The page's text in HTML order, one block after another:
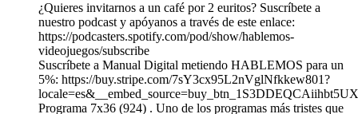
¿Quieres invitarnos a un café por 2 euritos? Suscríbete a
nuestro podcast y apóyanos a través de este enlace:
https://podcasters.spotify.com/pod/show/hablemos-
videojuegos/subscribe
Suscríbete a Manual Digital metiendo HABLEMOS para un
5%: https://buy.stripe.com/7sY3cx95L2nVglNfkkew801?
Programa 7x36 (924) . Uno de los programas más tristes que